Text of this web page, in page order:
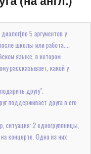
5 аргументов у
школы или работа....
языке, в котором
рассказывает, какой у
другу".
поддерживает друга в его
ситуация: 2 одногруппницы,
концерте. Одна из них